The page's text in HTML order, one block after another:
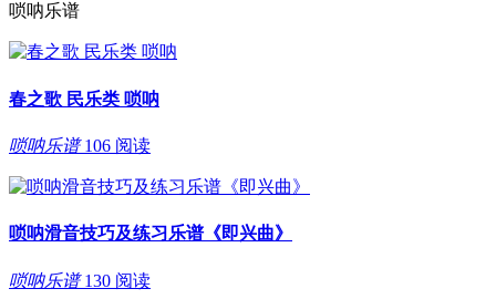
唢呐乐谱
春之歌 民乐类 唢呐
唢呐乐谱 106 阅读
唢呐滑音技巧及练习乐谱《即兴曲》
唢呐乐谱 130 阅读